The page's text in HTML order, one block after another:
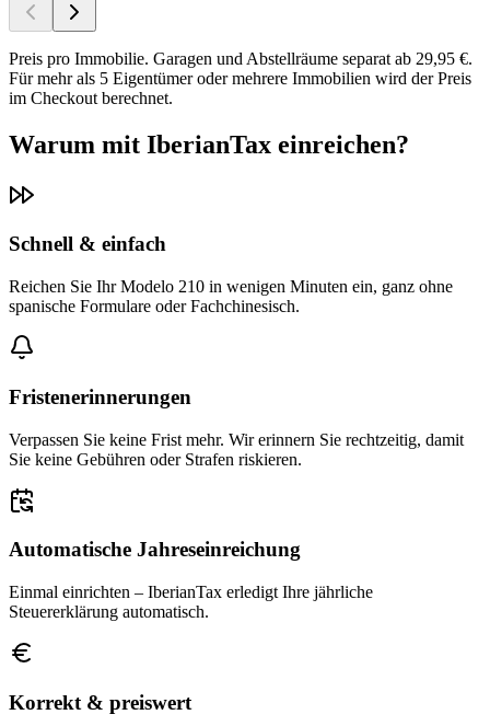
Preis pro Immobilie. Garagen und Abstellräume separat ab 29,95 €.
Für mehr als 5 Eigentümer oder mehrere Immobilien wird der Preis
im Checkout berechnet.
Warum mit IberianTax einreichen?
Schnell & einfach
Reichen Sie Ihr Modelo 210 in wenigen Minuten ein, ganz ohne
spanische Formulare oder Fachchinesisch.
Fristenerinnerungen
Verpassen Sie keine Frist mehr. Wir erinnern Sie rechtzeitig, damit
Sie keine Gebühren oder Strafen riskieren.
Automatische Jahreseinreichung
Einmal einrichten – IberianTax erledigt Ihre jährliche
Steuererklärung automatisch.
Korrekt & preiswert